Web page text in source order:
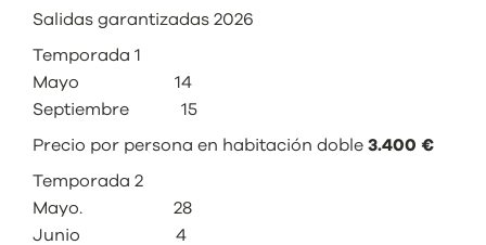
Salidas garantizadas 2026
Temporada 1
Mayo 14
Septiembre 15
Precio por persona en habitación doble 3.400 €
Temporada 2
Mayo. 28
Junio 4